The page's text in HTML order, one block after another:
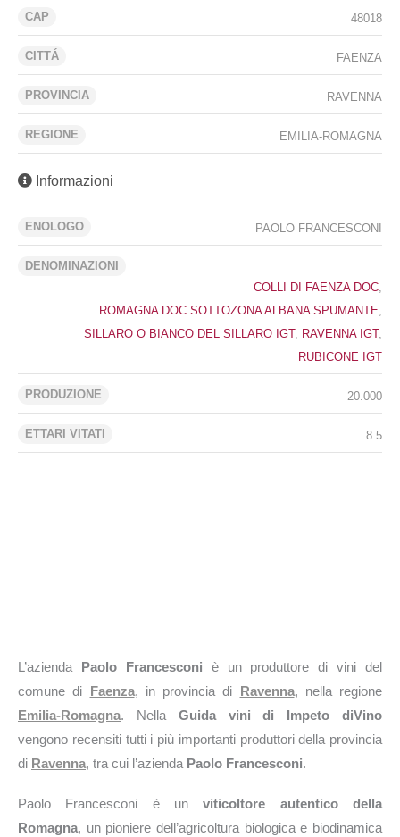
CAP 48018
CITTÁ FAENZA
PROVINCIA RAVENNA
REGIONE EMILIA-ROMAGNA
Informazioni
ENOLOGO PAOLO FRANCESCONI
DENOMINAZIONI
COLLI DI FAENZA DOC
ROMAGNA DOC SOTTOZONA ALBANA SPUMANTE
SILLARO O BIANCO DEL SILLARO IGT, RAVENNA IGT,
RUBICONE IGT
PRODUZIONE 20.000
ETTARI VITATI 8.5
L’azienda Paolo Francesconi è un produttore di vini del
comune di
Faenza, in provincia di Ravenna, nella regione
Emilia-Romagna. Nella Guida vini di Impeto diVino
vengono recensiti tutti i più importanti produttori della provincia
di Ravenna, tra cui l’azienda Paolo Francesconi.
Paolo Francesconi è unviticoltore autentico della
Romagna, un pioniere dell’agricoltura biologica e biodinamica